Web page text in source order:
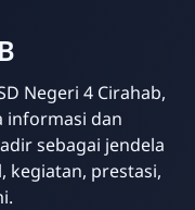
Negeri 4 Cirahab,
informasi dan
sebagai jendela
kegiatan, prestasi,